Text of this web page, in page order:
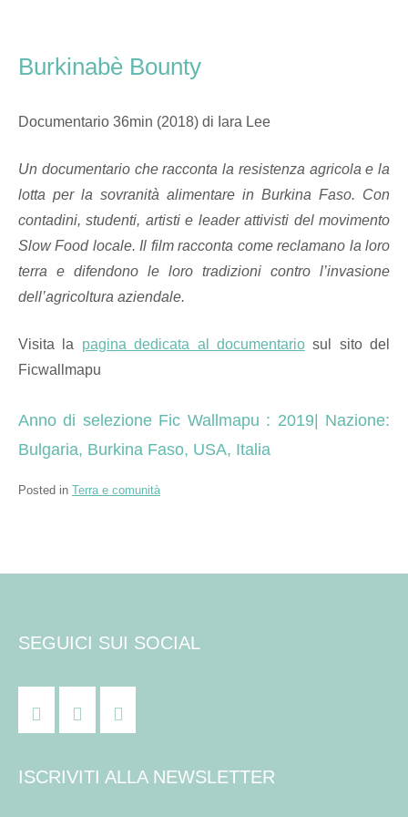
contentBurkinabè Bounty
Documentario 36min (2018) di Iara Lee
Un documentario che racconta la resistenza agricola e la
lotta per la sovranità alimentare in Burkina Faso. Con
contadini, studenti, artisti e leader attivisti del movimento
Slow Food locale. Il film racconta come reclamano la loro
terra e difendono le loro tradizioni contro l’invasione
dell’agricoltura aziendale.
Visita la pagina dedicata al documentariosul sito del
Ficwallmapu
Anno di selezione Fic Wallmapu : 2019| Nazione:
Bulgaria, Burkina Faso, USA, Italia
Posted in Terra e comunità
SEGUICI SUI SOCIAL
ISCRIVITI ALLA NEWSLETTER